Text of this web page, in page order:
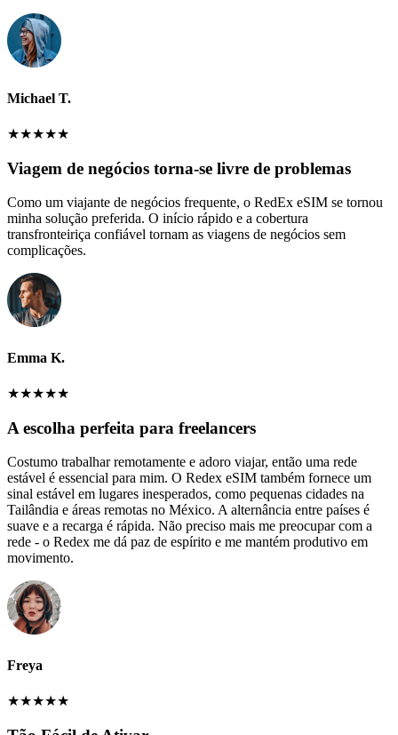
Michael T.
★★★★★
Viagem de negócios torna-se livre de problemas
Como um viajante de negócios frequente, o RedEx eSIM se tornou
minha solução preferida. O início rápido e a cobertura
transfronteiriça confiável tornam as viagens de negócios sem
complicações.
Emma K.
★★★★★
A escolha perfeita para freelancers
Costumo trabalhar remotamente e adoro viajar, então uma rede
estável é essencial para mim. O Redex eSIM também fornece um
sinal estável em lugares inesperados, como pequenas cidades na
Tailândia e áreas remotas no México. A alternância entre países é
suave e a recarga é rápida. Não preciso mais me preocupar com a
rede - o Redex me dá paz de espírito e me mantém produtivo em
movimento.
Freya
★★★★★